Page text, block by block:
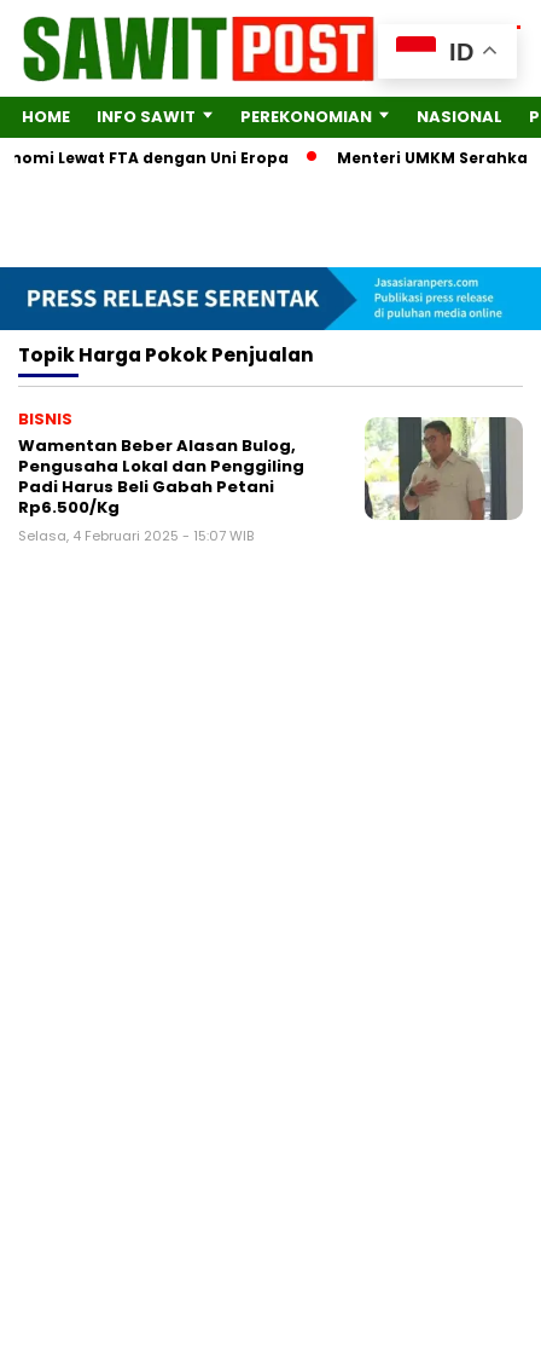
HOME INFO SAWIT PEREKONOMIAN NASIONAL
Lewat FTA dengan Uni Eropa Menteri UMKM
TopikHarga Pokok Penjualan
BISNIS
Wamentan Beber Alasan Bulog,
Pengusaha Lokal dan Penggiling
Padi Harus Beli Gabah Petani
Rp6.500/Kg
Selasa, 4 Februari 2025 - 15:07 WIB
ID